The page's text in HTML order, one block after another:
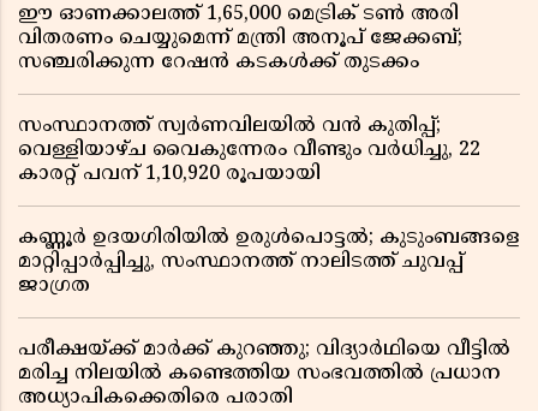
ഈ ഓണക്കാലത്ത് 1,65,000 മെട്രിക് ടൺ അരി
വിതരണം ചെയ്യുമെന്ന് മന്ത്രി അനൂപ് ജേക്കബ്;
സഞ്ചരിക്കുന്ന റേഷൻ കടകൾക്ക് തുടക്കം
സംസ്ഥാനത്ത് സ്വർണവിലയിൽ വൻ കുതിപ്പ്;
വെള്ളിയാഴ്ച വൈകുന്നേരം വീണ്ടും വർധിച്ചു, 22
കാരറ്റ് പവന് 1,10,920 രൂപയായി
കണ്ണൂർ ഉദയഗിരിയിൽ ഉരുൾപൊട്ടൽ; കുടുംബങ്ങളെ
മാറ്റിപ്പാർപ്പിച്ചു, സംസ്ഥാനത്ത് നാലിടത്ത് ചുവപ്പ്
ജാഗ്രത
പരീക്ഷയ്ക്ക് മാർക്ക് കുറഞ്ഞു; വിദ്യാർഥിയെ വീട്ടിൽ
മരിച്ച നിലയിൽ കണ്ടെത്തിയ സംഭവത്തിൽ പ്രധാന
അധ്യാപികക്കെതിരെ പരാതി